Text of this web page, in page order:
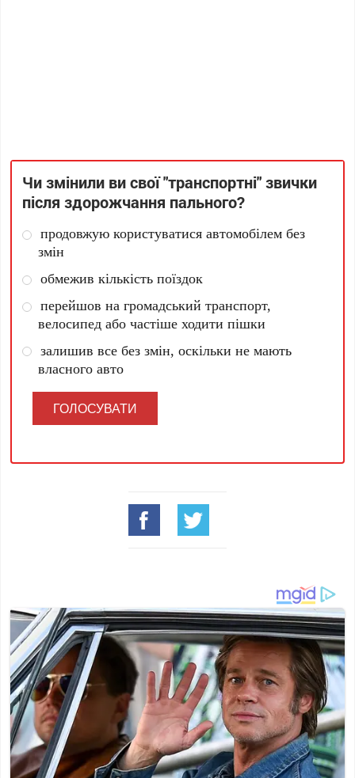
Чи змінили ви свої "транспортні" звички
після здорожчання пального?
продовжую користуватися автомобілем без
змін
обмежив кількість поїздок
перейшов на громадський транспорт,
велосипед або частіше ходити пішки
залишив все без змін, оскільки не мають
власного авто